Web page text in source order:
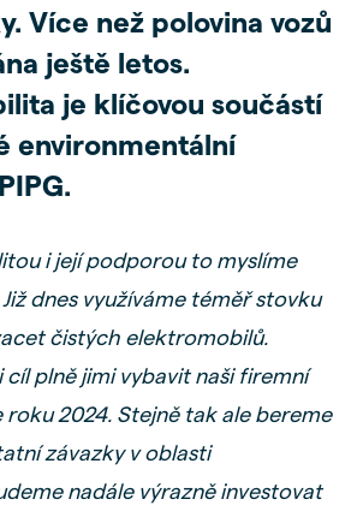
Více než polovina vozů
ještě letos.
je klíčovou součástí
environmentální
i její podporou to myslíme
Již dnes využíváme téměř stovku
čistých elektromobilů.
cíl plně jimi vybavit naši firemní
2024. Stejně tak ale bereme
závazky v oblasti
nadále výrazně investovat